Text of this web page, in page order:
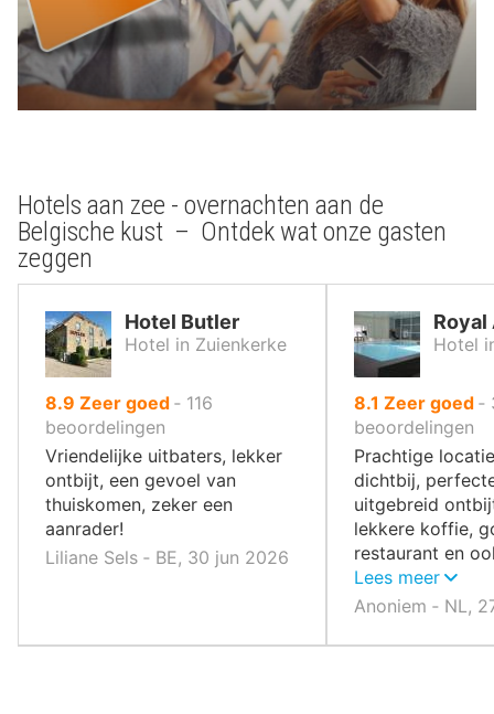
Hotels aan zee - overnachten aan de
Belgische kust – Ontdek wat onze gasten
zeggen
Hotel Butler
Hotel in Zuienkerke
8.9 uit
10
,
Zeer goed ‐ 116
beoordelingen
Vriendelijke uitbaters, lekker
ontbijt, een gevoel van
thuiskomen, zeker een
aanrader!
Liliane Sels ‐ BE, 30 jun 2026
Hotel
8.1 uit
10
,
Zeer goed ‐
beoordelingen
Prachtige
dichtbij,
uitgebreid
lekkere koffie,
restaurant en
wellness.
Lees meer
Anoniem ‐ NL,